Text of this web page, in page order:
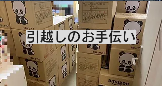
​引越しのお手伝い​